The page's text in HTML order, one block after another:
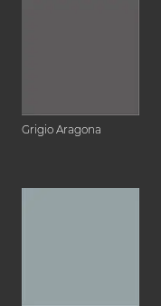
Grigio Aragona